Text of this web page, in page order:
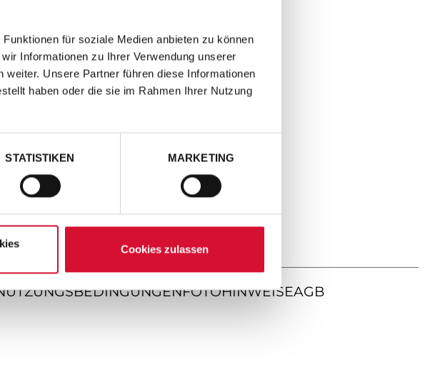
für soziale Medien anbieten zu können
Informationen zu Ihrer Verwendung unserer
Unsere Partner führen diese Informationen
haben oder die sie im Rahmen Ihrer Nutzung
STATISTIKEN MARKETING
Cookies zulassen
FOTOHINWEISEAGB